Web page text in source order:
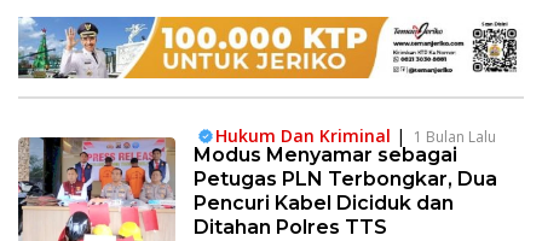
Hukum Dan Kriminal | 1 Bulan Lalu
Modus Menyamar sebagai
Petugas PLN Terbongkar, Dua
Pencuri Kabel Diciduk dan
Ditahan Polres TTS